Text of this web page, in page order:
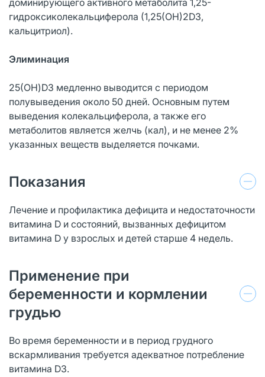
гидроксиколекальциферола (1,25(OH)2D3,
кальцитриол).
Элиминация
25(OH)D3 медленно выводится с периодом
полувыведения около 50 дней. Основным путем
выведения колекальциферола, а также его
метаболитов является желчь (кал), и не менее 2%
указанных веществ выделяется почками.
Показания
Лечение и профилактика дефицита и недостаточности
витамина D и состояний, вызванных дефицитом
витамина D у взрослых и детей старше 4 недель.
Применение при
беременности и кормлении
грудью
Во время беременности и в период грудного
вскармливания требуется адекватное потребление
витамина D3.